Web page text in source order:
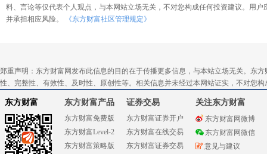
料、言论等仅代表个人观点，与本网站立场无关，不对您构成任何投资建议。用
并承担相应风险。
《东方财富社区管理规定》
郑重声明：东方财富网发布此信息的目的在于传播更多信息，与本站立场无关。东
性、完整性、有效性、及时性、原创性等。相关信息并未经过本网站证实，不对您
东方财富 东方财富产品
东方财富免费版
东方财富Level-2
东方财富策略版
证券交易
东方财富证券开户
东方财富在线交易
东方财富证券交易
关注东方财富
东方财富网微博
东方财富网微信
意见与建议